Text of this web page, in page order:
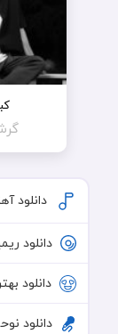
دانلود
دانلود
دانلود
دانلود